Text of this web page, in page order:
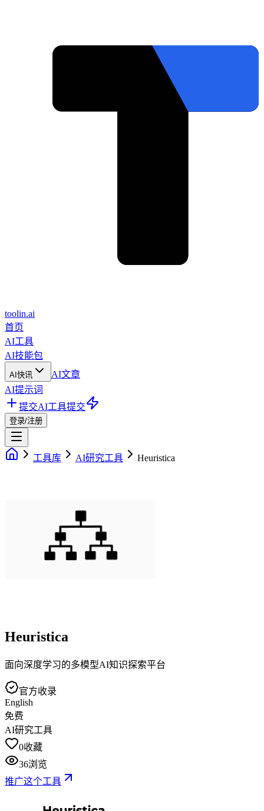
toolin.ai
首页
AI工具
AI技能包
AI快讯
AI文章
AI提示词
提交AI工具提交
登录/注册
工具库 AI研究工具 Heuristica
Heuristica
面向深度学习的多模型AI知识探索平台
官方收录
English
免费
AI研究工具
0收藏
36浏览
推广这个工具